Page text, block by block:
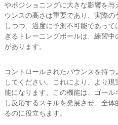
やポジショニングに大きな影響を
ウンスの高さは重要であり、実際
しつつ、過度に予測不可能であっ
ぎるトレーニングボールは、練習
があります。
コントロールされたバウンスを持
してください。これにより、より
能になります。この機能は、ゴー
し反応するスキルを発展させ、全
るのに役立ちます。